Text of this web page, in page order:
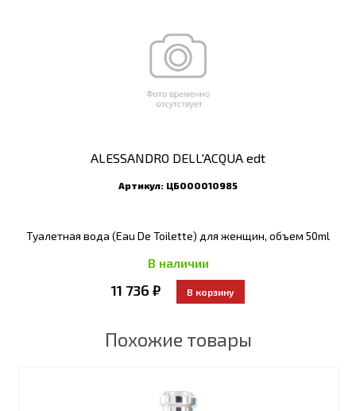
ALESSANDRO DELL'ACQUA edt
Артикул: ЦБ000010985
Туалетная вода (Eau De Toilette) для женщин, объем 50ml
В наличии
11 736 ₽
Похожие товары